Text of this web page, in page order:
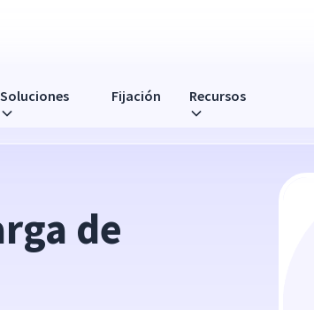
Soluciones Fijación Recursos
de